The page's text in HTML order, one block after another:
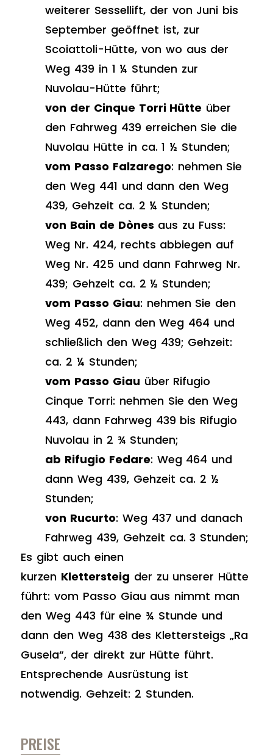
weiterer Sessellift, der von Juni bis
September geöffnet ist, zur
Scoiattoli-Hütte, von wo aus der
Weg 439 in 1 ¼ Stunden zur
Nuvolau-Hütte führt;
von der Cinque Torri Hütte über
den Fahrweg 439 erreichen Sie die
Nuvolau Hütte in ca. 1 ½ Stunden;
vom Passo Falzarego: nehmen Sie
den Weg 441 und dann den Weg
439, Gehzeit ca. 2 ¼ Stunden;
von Bain de Dònes aus zu Fuss:
Weg Nr. 424, rechts abbiegen auf
Weg Nr. 425 und dann Fahrweg Nr.
439; Gehzeit ca. 2 ½ Stunden;
vom Passo Giau: nehmen Sie den
Weg 452, dann den Weg 464 und
schließlich den Weg 439; Gehzeit:
ca. 2 ¼ Stunden;
vom Passo Giau über Rifugio
Cinque Torri: nehmen Sie den Weg
443, dann Fahrweg 439 bis Rifugio
Nuvolau in 2 ¾ Stunden;
ab Rifugio Fedare: Weg 464 und
dann Weg 439, Gehzeit ca. 2 ½
Stunden;
von Rucurto: Weg 437 und danach
Fahrweg 439, Gehzeit ca. 3 Stunden;
Es gibt auch einen
kurzen Klettersteig der zu unserer Hütte
führt: vom Passo Giau aus nimmt man
den Weg 443 für eine ¾ Stunde und
dann den Weg 438 des Klettersteigs „Ra
Gusela“, der direkt zur Hütte führt.
Entsprechende Ausrüstung ist
notwendig. Gehzeit: 2 Stunden.
PREISE